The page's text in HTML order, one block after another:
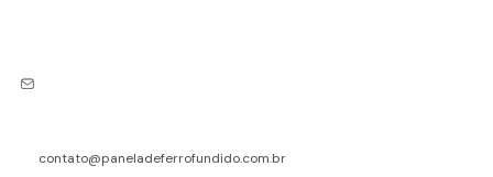
contato@paneladeferrofundido.com.br